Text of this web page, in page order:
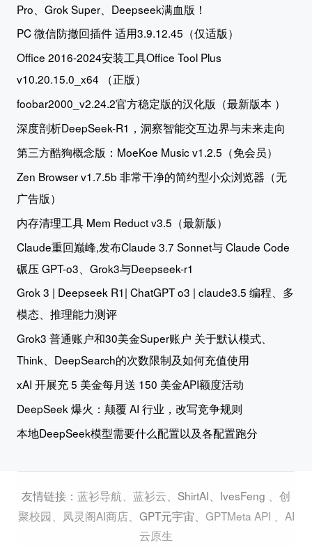
Pro、Grok Super、Deepseek满血版！
PC 微信防撤回插件 适用3.9.12.45（仅适版）
Office 2016-2024安装工具Office Tool Plus
v10.20.15.0_x64 （正版）
foobar2000_v2.24.2官方稳定版的汉化版（最新版本 ）
深度剖析DeepSeek-R1，洞察智能交互边界与未来走向
第三方酷狗概念版：MoeKoe Music v1.2.5（免会员）
Zen Browser v1.7.5b 非常干净的简约型小众浏览器（无
广告版）
内存清理工具 Mem Reduct v3.5（最新版）
Claude重回巅峰,发布Claude 3.7 Sonnet与 Claude Code
碾压 GPT-o3、Grok3与Deepseek-r1
Grok 3 | Deepseek R1| ChatGPT o3 | claude3.5 编程、多
模态、推理能力测评
Grok3 普通账户和30美金Super账户 关于默认模式、
Think、DeepSearch的次数限制及如何充值使用
xAI 开展充 5 美金每月送 150 美金API额度活动
DeepSeek 爆火：颠覆 AI 行业，改写竞争规则
本地DeepSeek模型需要什么配置以及各配置跑分
友情链接： 蓝衫导航 蓝衫云 ShirtAI IvesFeng
创
聚校园
凤灵阁AI商店、 GPT元宇宙 GPTMeta API
AI
云原生